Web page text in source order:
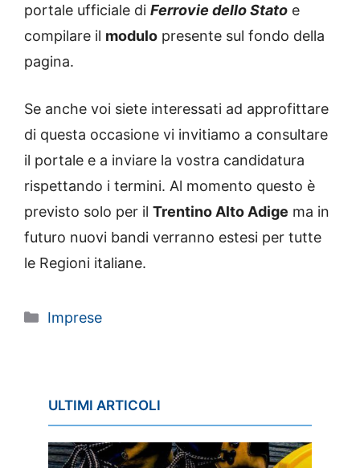
portale ufficiale di Ferrovie dello Stato e
compilare il modulo presente sul fondo della
pagina.
Se anche voi siete interessati ad approfittare
di questa occasione vi invitiamo a consultare
il portale e a inviare la vostra candidatura
rispettando i termini. Al momento questo è
previsto solo per il Trentino Alto Adige ma in
futuro nuovi bandi verranno estesi per tutte
le Regioni italiane.
Categorie
Imprese
ULTIMI ARTICOLI